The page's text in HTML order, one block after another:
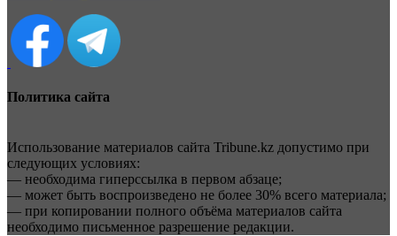
Политика сайта
Использование материалов сайта Tribune.kz допустимо при
следующих условиях:
— необходима гиперссылка в первом абзаце;
— может быть воспроизведено не более 30% всего материала;
— при копировании полного объёма материалов сайта
необходимо письменное разрешение редакции.